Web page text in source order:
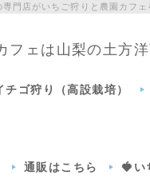
門店がいちご狩りと農園カフ
フェは山梨の土方
チゴ狩り（高設栽培）
通販はこちら 🍓い